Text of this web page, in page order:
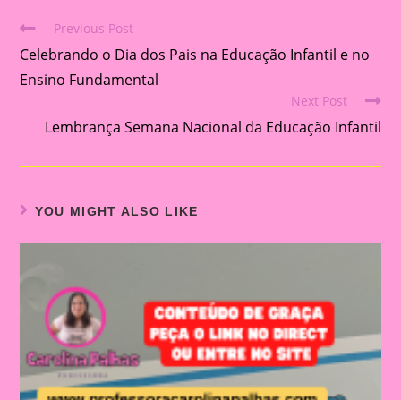
Read
more
articles
Previous Post
Celebrando o Dia dos Pais na Educação Infantil e no
Ensino Fundamental
Next Post
Lembrança Semana Nacional da Educação Infantil
YOU MIGHT ALSO LIKE